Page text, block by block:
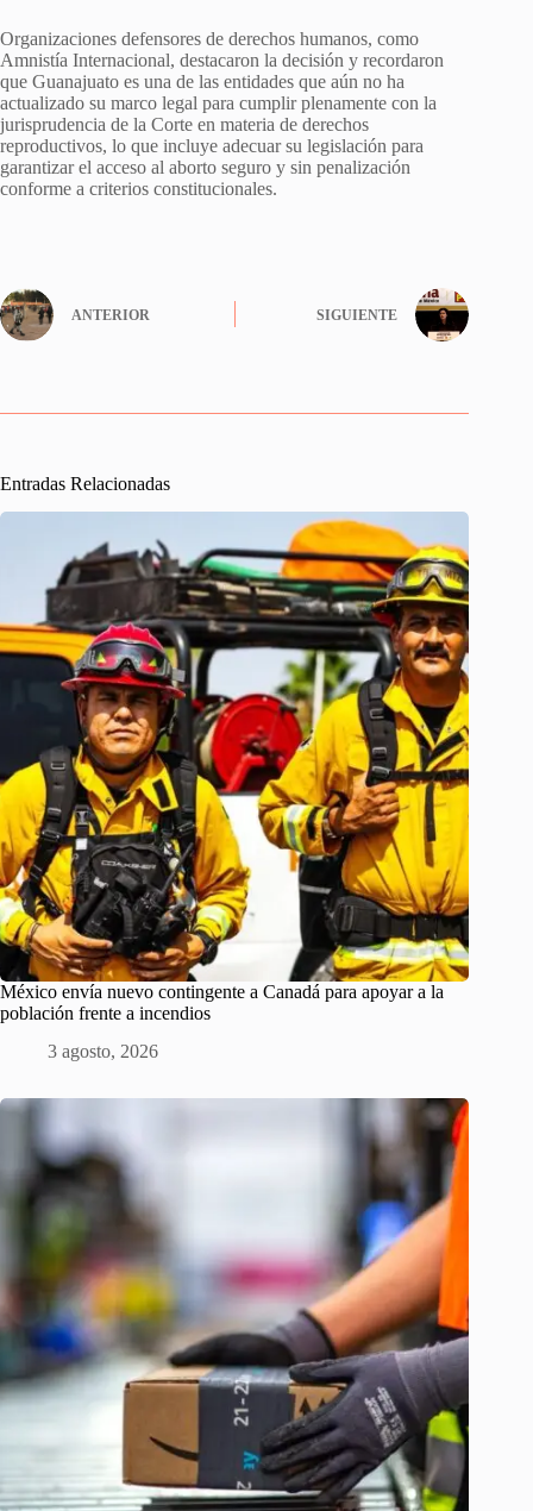
Organizaciones defensores de derechos humanos, como
Amnistía Internacional, destacaron la decisión y recordaron
que Guanajuato es una de las entidades que aún no ha
actualizado su marco legal para cumplir plenamente con la
jurisprudencia de la Corte en materia de derechos
reproductivos, lo que incluye adecuar su legislación para
garantizar el acceso al aborto seguro y sin penalización
conforme a criterios constitucionales.
ANTERIOR SIGUIENTE
Entradas Relacionadas
México envía nuevo contingente a Canadá para apoyar a la
población frente a incendios
3 agosto, 2026